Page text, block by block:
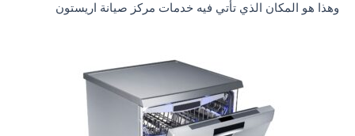
وهذا هو المكان الذي تأتي فيه خدمات مركز صيانة اريستون